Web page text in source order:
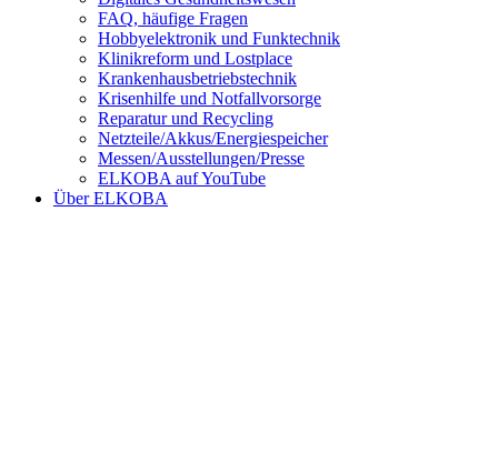
FAQ, häufige Fragen
Hobbyelektronik und Funktechnik
Klinikreform und Lostplace
Krankenhausbetriebstechnik
Krisenhilfe und Notfallvorsorge
Reparatur und Recycling
Netzteile/Akkus/Energiespeicher
Messen/Ausstellungen/Presse
ELKOBA auf YouTube
Über ELKOBA